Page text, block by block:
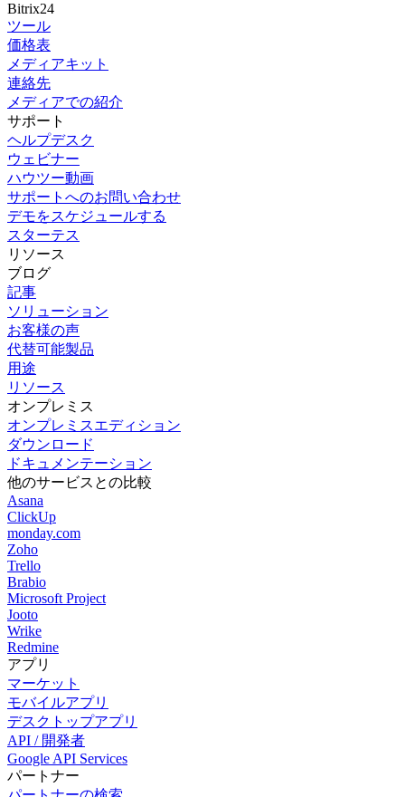
Bitrix24
ツール
価格表
メディアキット
連絡先
メディアでの紹介
サポート
ヘルプデスク
ウェビナー
ハウツー動画
サポートへのお問い合わせ
デモをスケジュールする
スターテス
リソース
ブログ
記事
ソリューション
お客様の声
代替可能製品
用途
リソース
オンプレミス
オンプレミスエディション
ダウンロード
ドキュメンテーション
他のサービスとの比較
Asana
ClickUp
monday.com
Zoho
Trello
Brabio
Microsoft Project
Jooto
Wrike
Redmine
アプリ
マーケット
モバイルアプリ
デスクトップアプリ
API / 開発者
Google API Services
パートナー